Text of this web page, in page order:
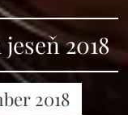
2018
2018